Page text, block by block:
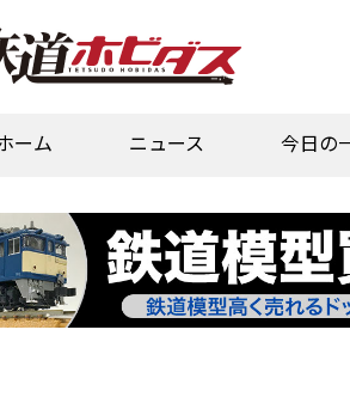
ーム ニュース 今日の